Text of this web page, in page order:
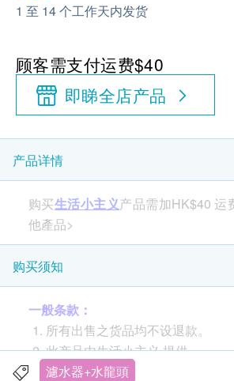
1 至 14 个工作天内发货
顾客需支付运费$40
即睇全店产品
产品详情
购买生活小主义产品需加HK$40 运
他產品>
购买须知
一般条款：
所有出售之货品均不设退款。
此产品由生活小主义 提供。
如有任何争议，生活小主义 及健
濾水器+水龍頭